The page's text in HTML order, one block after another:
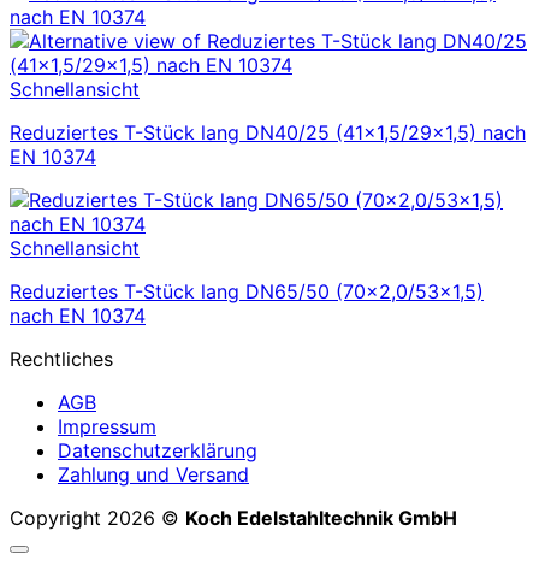
Schnellansicht
Reduziertes T-Stück lang DN40/25 (41×1,5/29×1,5) nach
EN 10374
Schnellansicht
Reduziertes T-Stück lang DN65/50 (70×2,0/53×1,5)
nach EN 10374
Rechtliches
AGB
Impressum
Datenschutzerklärung
Zahlung und Versand
Copyright 2026 © Koch Edelstahltechnik GmbH